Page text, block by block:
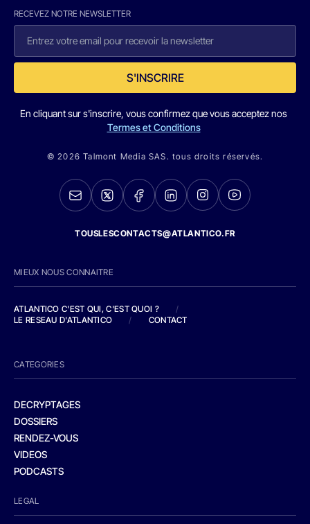
RECEVEZ NOTRE NEWSLETTER
S'INSCRIRE
En cliquant sur s'inscrire, vous confirmez que vous acceptez nos
Termes et Conditions
© 2026 Talmont Media SAS. tous droits réservés.
TOUSLESCONTACTS@ATLANTICO.FR
MIEUX NOUS CONNAITRE
ATLANTICO C'EST QUI, C'EST QUOI ?
/
LE RESEAU D'ATLANTICO
/ CONTACT
CATEGORIES
DECRYPTAGES
DOSSIERS
RENDEZ-VOUS
VIDEOS
PODCASTS
LEGAL